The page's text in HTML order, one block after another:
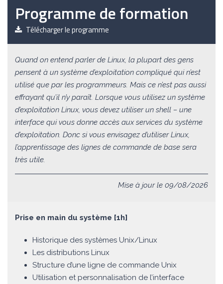
Programme de formation
Télécharger le programme
Quand on entend parler de Linux, la plupart des gens
pensent à un système d’exploitation compliqué qui n’est
utilisé que par les programmeurs. Mais ce n’est pas aussi
effrayant qu’il n’y paraît. Lorsque vous utilisez un système
d’exploitation Linux, vous devez utiliser un shell – une
interface qui vous donne accès aux services du système
d’exploitation. Donc si vous envisagez d’utiliser Linux,
l’apprentissage des lignes de commande de base sera
très utile.
Mise à jour le 09/08/2026
Prise en main du système [1h]
Historique des systèmes Unix/Linux
Les distributions Linux
Structure d’une ligne de commande Unix
Utilisation et personnalisation de l’interface